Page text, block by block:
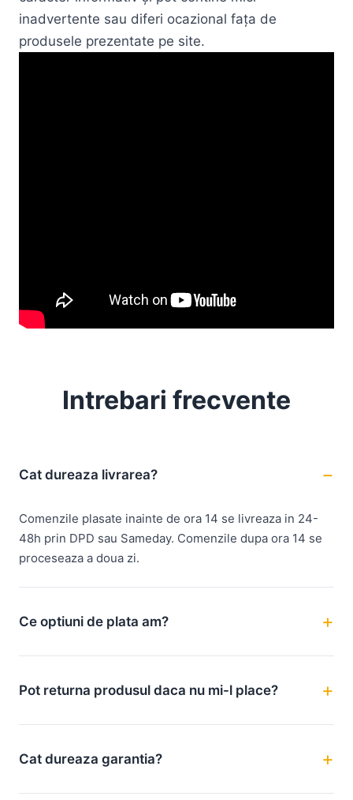
inadvertente sau diferi ocazional fața de
produsele prezentate pe site.
Intrebari frecvente
Cat dureaza livrarea?
Comenzile plasate inainte de ora 14 se livreaza in 24-
48h prin DPD sau Sameday. Comenzile dupa ora 14 se
proceseaza a doua zi.
Ce optiuni de plata am?
Pot returna produsul daca nu mi-l place?
Cat dureaza garantia?